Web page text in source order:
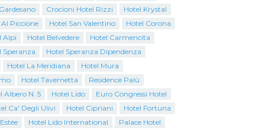
Crocioni Hotel Rizzi
Hotel Krystal
Piccione
Hotel San Valentino
Hotel Corona
Alpi
Hotel Belvedere
Hotel Carmencita
Speranza
Hotel Speranza Dipendenza
Hotel La Meridiana
Hotel Mura
Hotel Tavernetta
Residence Palù
Albero N. 5
Hotel Lido
Euro Congressi Hotel
Ca' Degli Ulivi
Hotel Cipriani
Hotel Fortuna
Hotel Lido International Palace Hotel